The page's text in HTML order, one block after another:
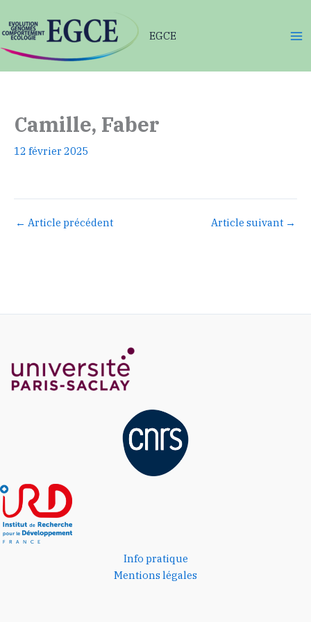
au
contenu
EGCE
Camille, Faber
12 février 2025
← Article précédent Article suivant →
Info pratique
Mentions légales